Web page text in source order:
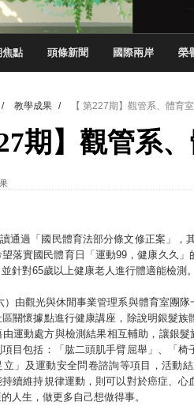
園 315期
404期 】影視系榮獲59屆美國休士頓
404期 】你抓得到我嗎？數媒系VR新
404期 】探索空間設計解方 室設系學
404期 】從創意到實踐 數媒系學生於
焦點 頭條新聞 國際兩岸 榮
/ 教學成果 / 【 第227期】觀管系、體育
期】觀管系
通過「國民體育法部分條文修正案」
落實國民體育日「運動99，健康久久
針對65歲以上健康老人進行體適能檢測
）由觀光與休閒事業管理系與體育室團
關懷據點進行健康講座，除說明銀髮
運動處方與檢測結果相互輔助，讓銀
項目包括：「肱二頭肌手臂屈舉」、「
立」及運動安全問卷諮詢等項目，活動
續維持規律運動，則可以對於癌症、
人生，做更多自己想做得事。